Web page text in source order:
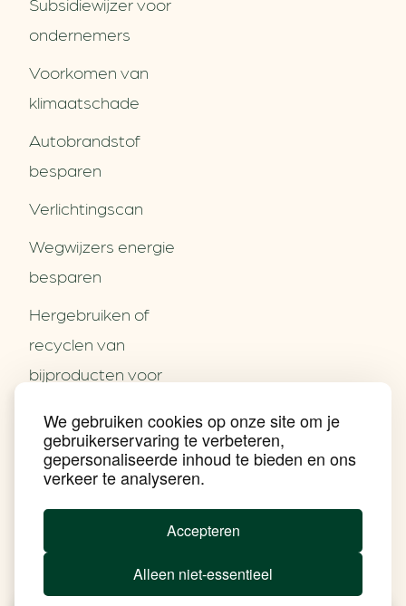
We gebruiken cookies op onze site om je
gebruikerservaring te verbeteren,
gepersonaliseerde inhoud te bieden en ons
verkeer te analyseren.
Accepteren
Alleen niet-essentieel
Partners
Contact
Nieuws
Praktijkverhalen
Events
Nieuwsbrief
Achtergrond klimaatverandering
Beprijzing van CO2
Verduurzamen bedrijventerrein
ondernemers
Voorkomen van
klimaatschade
Autobrandstof
besparen
Verlichtingscan
Wegwijzers energie
besparen
Hergebruiken of
recyclen van
bijproducten voor
Energie besparen op
uw PC